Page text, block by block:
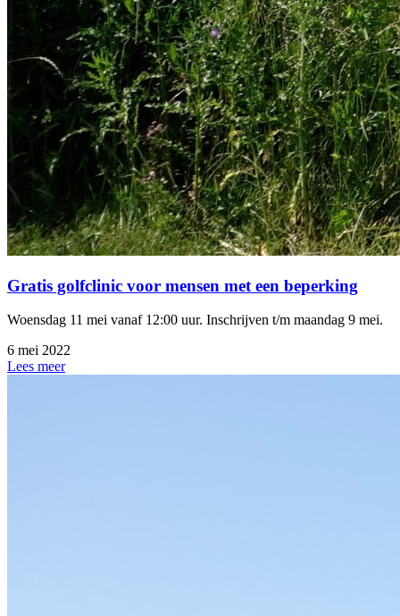
Gratis golfclinic voor mensen met een beperking
Woensdag 11 mei vanaf 12:00 uur. Inschrijven t/m maandag 9 mei.
6 mei 2022
Lees meer